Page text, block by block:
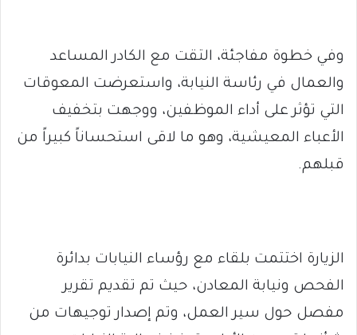
وفي خطوة مفاجئة، التقت مع الكادر المساعد
والعمال في رئاسة النيابة، واستعرضت المعوقات
التي تؤثر على أداء الموظفين، ووجهت بتخفيف
الأعباء المعيشية، وهو ما لاقى استحساناً كبيراً من
قبلهم.
الزيارة اختتمت بلقاء مع رؤساء النيابات بدائرة
الفحص ونيابة المعادن، حيث تم تقديم تقرير
مفصل حول سير العمل، وتم إصدار توجيهات من